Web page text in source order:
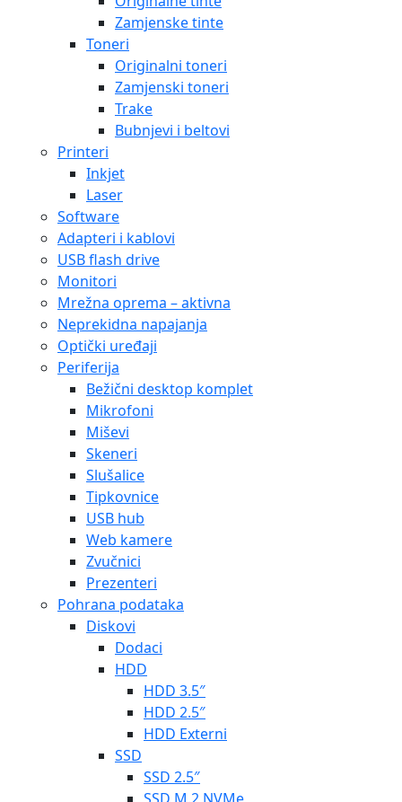
Zamjenske tinte
Toneri
Originalni toneri
Zamjenski toneri
Trake
Bubnjevi i beltovi
Printeri
Inkjet
Laser
Software
Adapteri i kablovi
USB flash drive
Monitori
Mrežna oprema – aktivna
Neprekidna napajanja
Optički uređaji
Periferija
Bežični desktop komplet
Mikrofoni
Miševi
Skeneri
Slušalice
Tipkovnice
USB hub
Web kamere
Zvučnici
Prezenteri
Pohrana podataka
Diskovi
Dodaci
HDD
HDD 3.5″
HDD 2.5″
HDD Externi
SSD
SSD 2.5″